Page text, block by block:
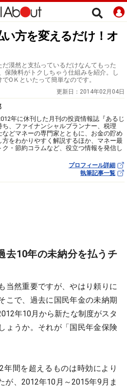
方を変えるだけ！オ
漠然と支払っているだけなんてもった
保険料がトクしちゃう仕組みを紹介。し
OＫといたって簡単なのです。
更新日： 2014年02月04日
年に休刊した月刊の投資情報誌『あるじ
ち、ファイナンシャルプランナー、税理
どマネーの専門家とともに、お金の貯め
方をわかりやすく解説するほか、マネー最
ク・節約コラムなど、役立つ情報を発信し
プロフィール詳細
執筆記事一覧
去10年の未納分を払うチ
当然重要ですが、やはり頼りに
こで、過去に国民年金の未納期
年10月から新たな制度がスタ
ょうか。それが「国民年金保険
年間を超えるものは時効により
が、2012年10月～2015年9月ま